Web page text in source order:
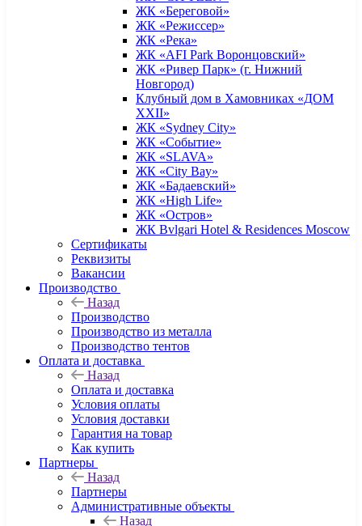
ЖК «Береговой»
ЖК «Режиссер»
ЖК «Река»
ЖК «AFI Park Воронцовский»
ЖК «Ривер Парк» (г. Нижний
Новгород)
Клубный дом в Хамовниках «ДОМ
XXII»
ЖК «Sydney City»
ЖК «Событие»
ЖК «SLAVA»
ЖК «City Bay»
ЖК «Бадаевский»
ЖК «High Life»
ЖК «Остров»
ЖК Bvlgari Hotel & Residences Moscow
Сертификаты
Реквизиты
Вакансии
Производство
Назад
Производство
Производство из металла
Производство тентов
Оплата и доставка
Назад
Оплата и доставка
Условия оплаты
Условия доставки
Гарантия на товар
Как купить
Партнеры
Назад
Партнеры
Административные объекты
Назад